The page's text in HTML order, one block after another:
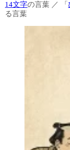
14文字の言葉 ／ 「
る言葉